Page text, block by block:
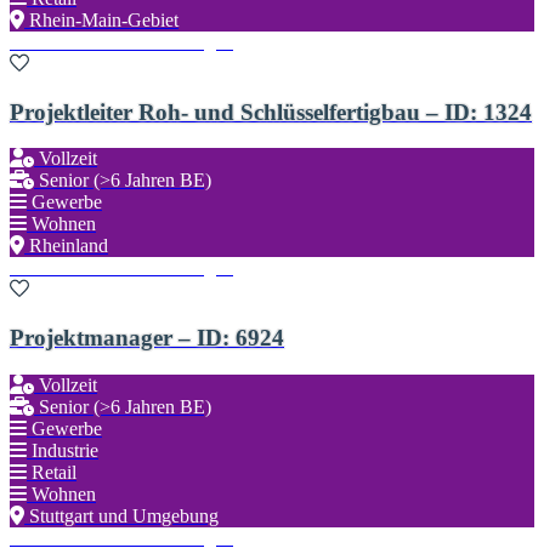
Rhein-Main-Gebiet
Projektleiter Roh- und Schlüsselfertigbau – ID: 1324
Vollzeit
Senior (>6 Jahren BE)
Gewerbe
Wohnen
Rheinland
Projektmanager – ID: 6924
Vollzeit
Senior (>6 Jahren BE)
Gewerbe
Industrie
Retail
Wohnen
Stuttgart und Umgebung